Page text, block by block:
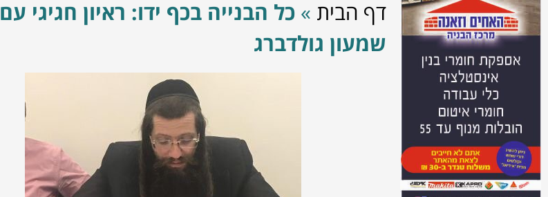
דף הבית » כל הבנייה בכף ידו: ראיון חגיגי עם
שמעון גולדברג